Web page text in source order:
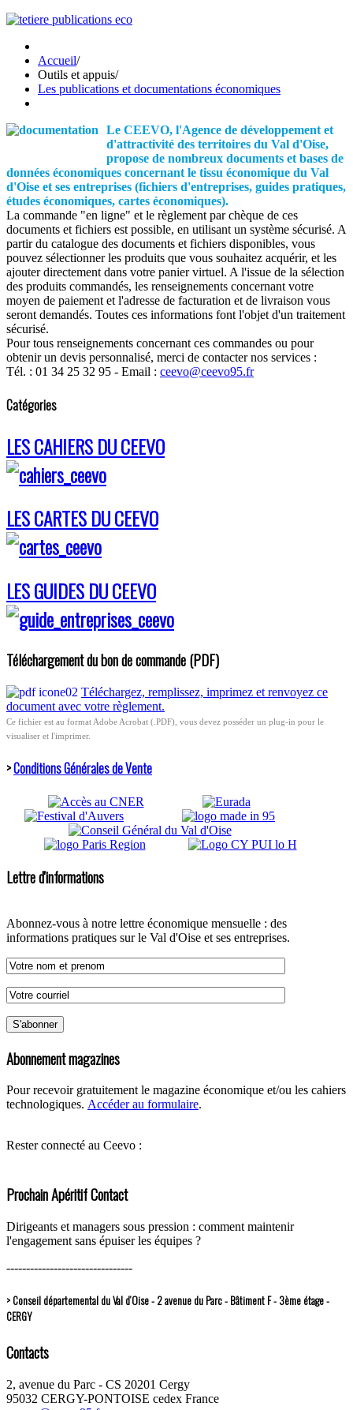
Accueil/
Outils et appuis/
Les publications et documentations économiques
Le CEEVO, l'Agence de développement et
d'attractivité des territoires du Val d'Oise,
propose de nombreux documents et bases de
données économiques concernant le tissu économique du Val
d'Oise et ses entreprises (fichiers d'entreprises, guides pratiques,
études économiques, cartes économiques).
La commande "en ligne" et le règlement par chèque de ces
documents et fichiers est possible, en utilisant un système sécurisé. A
partir du catalogue des documents et fichiers disponibles, vous
pouvez sélectionner les produits que vous souhaitez acquérir, et les
ajouter directement dans votre panier virtuel. A l'issue de la sélection
des produits commandés, les renseignements concernant votre
moyen de paiement et l'adresse de facturation et de livraison vous
seront demandés. Toutes ces informations font l'objet d'un traitement
sécurisé.
Pour tous renseignements concernant ces commandes ou pour
obtenir un devis personnalisé, merci de contacter nos services :
Tél. : 01 34 25 32 95 - Email : ceevo@ceevo95.fr
Catégories
LES CAHIERS DU CEEVO
LES CARTES DU CEEVO
LES GUIDES DU CEEVO
Téléchargement du bon de commande (PDF)
Téléchargez, remplissez, imprimez et renvoyez ce
document avec votre règlement.
Ce fichier est au format Adobe Acrobat (.PDF), vous devez posséder un plug-in pour le
visualiser et l'imprimer.
>Conditions Générales de Vente
Lettre d'informations
Abonnez-vous à notre lettre économique mensuelle : des
informations pratiques sur le Val d'Oise et ses entreprises.
Abonnement magazines
Pour recevoir gratuitement le magazine économique et/ou les cahiers
technologiques. Accéder au formulaire.
Rester connecté au Ceevo :
Prochain Apéritif Contact
Dirigeants et managers sous pression : comment maintenir
l'engagement sans épuiser les équipes ?
--------------------------------
> Conseil départemental du Val d’Oise - 2 avenue du Parc - Bâtiment F - 3ème étage -
CERGY
Contacts
2, avenue du Parc - CS 20201 Cergy
95032 CERGY-PONTOISE cedex France